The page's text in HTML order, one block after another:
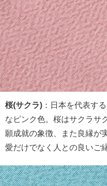
桜(サクラ) ：日本を代表す
なピンク色。桜はサクラサ
願成就の象徴、また良縁が
愛だけでなく人との良いご